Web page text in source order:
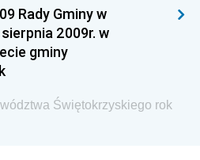
Przemysłu
Finansów i Gospodarki
do Spraw Unii
Wywiadu
Rady Gminy w
2009r. w
gminy
Świętokrzyskiego rok